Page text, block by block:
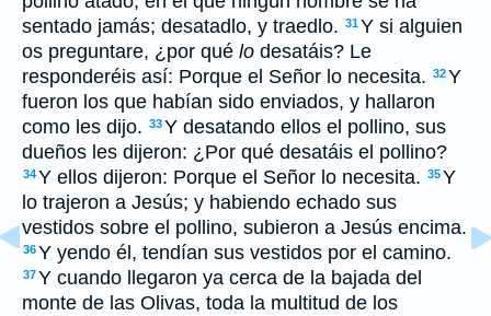
sentado jamás; desatadlo, y traedlo. 31Y si alguien
os preguntare, ¿por qué lo desatáis? Le
responderéis así: Porque el Señor lo necesita. 32Y
fueron los que habían sido enviados, y hallaron
como les dijo. 33Y desatando ellos el pollino, sus
dueños les dijeron: ¿Por qué desatáis el pollino?
34Y ellos dijeron: Porque el Señor lo necesita. 35Y
lo trajeron a Jesús; y habiendo echado sus
vestidos sobre el pollino, subieron a Jesús encima.
36Y yendo él, tendían sus vestidos por el camino.
37Y cuando llegaron ya cerca de la bajada del
monte de las Olivas, toda la multitud de los